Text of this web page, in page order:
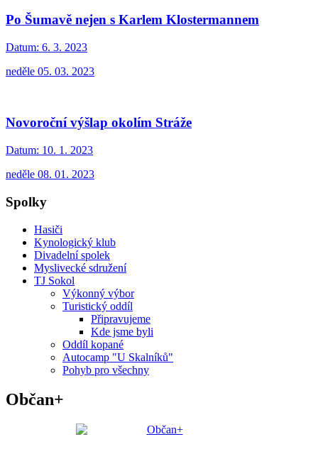
Po Šumavě nejen s Karlem Klostermannem
Datum: 6. 3. 2023
neděle 05. 03. 2023
Novoroční výšlap okolím Stráže
Datum: 10. 1. 2023
neděle 08. 01. 2023
Spolky
Hasiči
Kynologický klub
Divadelní spolek
Myslivecké sdružení
TJ Sokol
Výkonný výbor
Turistický oddíl
Připravujeme
Kde jsme byli
Oddíl kopané
Autocamp "U Skalníků"
Pohyb pro všechny
Občan+